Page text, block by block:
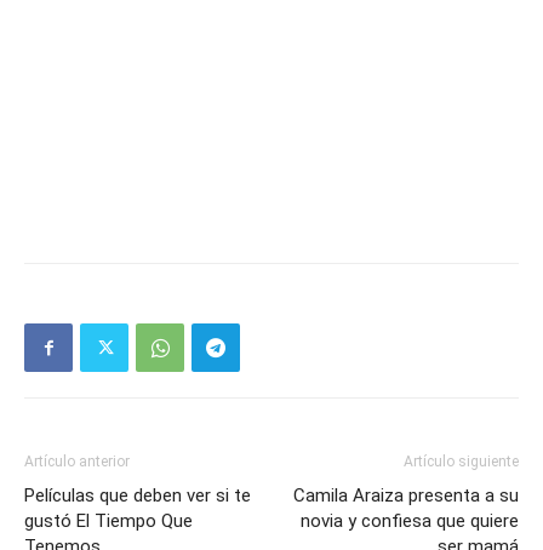
Artículo anterior
Películas que deben ver si te
gustó El Tiempo Que
Artículo siguiente
Camila Araiza presenta a su
novia y confiesa que quiere